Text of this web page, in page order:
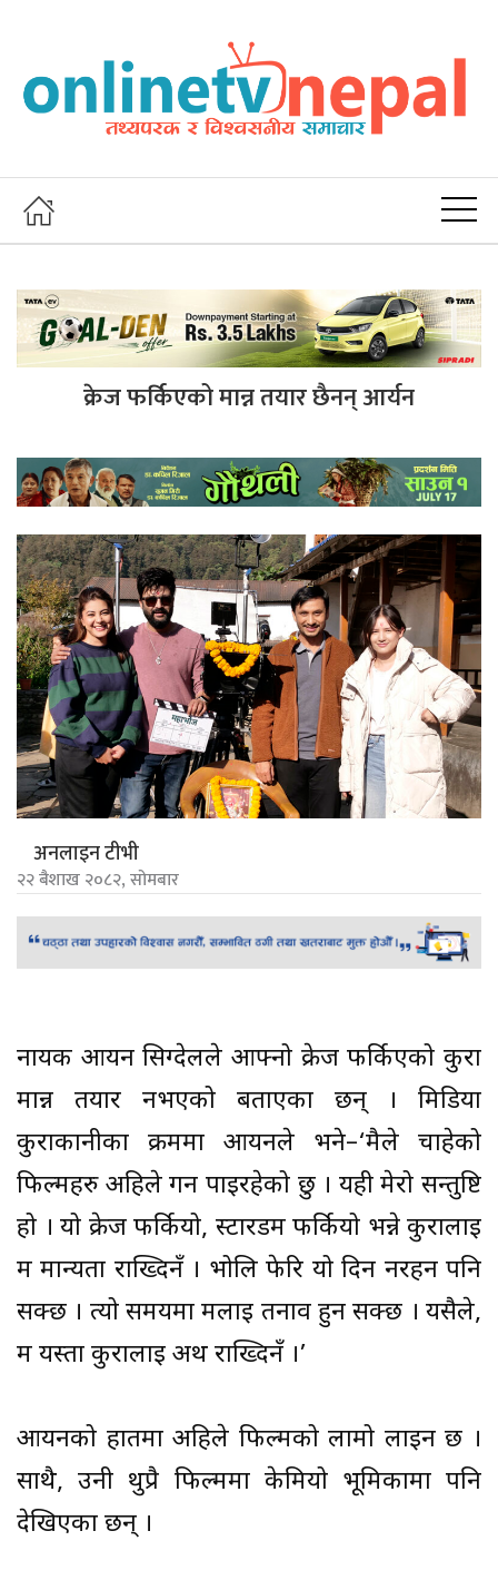
क्रेज फर्किएको मान्न तयार छैनन् आर्यन
अनलाइन टीभी
२२ बैशाख २०८२, सोमबार
नायक आर्यन सिग्देलले आफ्नो क्रेज फर्किएको कुरा
मान्न तयार नभएको बताएका छन् । मिडिया
कुराकानीका क्रममा आर्यनले भने–‘मैले चाहेको
फिल्महरु अहिले गर्न पाइरहेको छु । यही मेरो सन्तुष्टि
हो । यो क्रेज फर्कियो, स्टारडम फर्कियो भन्ने कुरालाई
म मान्यता राख्दिनँ । भोलि फेरि यो दिन नरहन पनि
सक्छ । त्यो समयमा मलाई तनाव हुन सक्छ । यसैले,
म यस्ता कुरालाई अर्थ राख्दिनँ ।’
आर्यनको हातमा अहिले फिल्मको लामो लाइन छ ।
साथै, उनी थुप्रै फिल्ममा केमियो भूमिकामा पनि
देखिएका छन् ।